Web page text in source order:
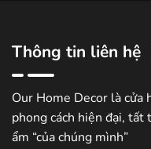
Thông tin liên hệ
Our Home Decor là cửa
phong cách hiện đại, tất
ẩm “của chúng mình”